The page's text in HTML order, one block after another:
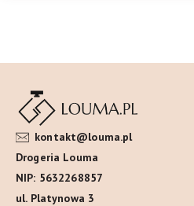
kontakt@louma.pl
Drogeria Louma
NIP: 5632268857
ul. Platynowa 3